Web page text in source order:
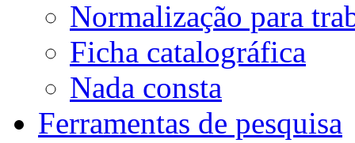
Normalização para
Ficha catalográfica
Nada consta
Ferramentas de pesquisa